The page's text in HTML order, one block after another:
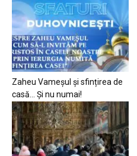
Zaheu Vameșul și sfințirea de
casă… Și nu numai!